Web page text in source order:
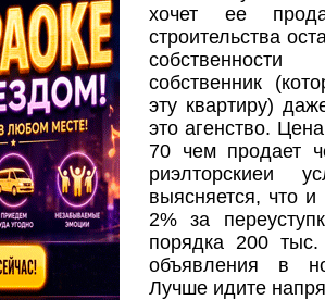
хочет ее
строительства
собственник
эту квартиру)
это агенство.
70 чем продает
риэлторскиеи
выясняется, что и
2% за
порядка 200
объявления в
Лучше идите